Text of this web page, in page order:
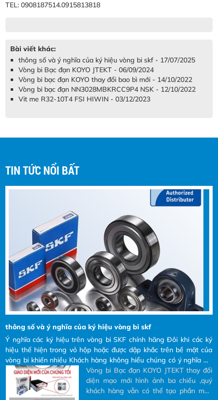
TEL: 0908187514.0915813818
Bài viết khác:
thông số và ý nghĩa của ký hiệu vòng bi skf - 17/07/2025
Vòng bi Bạc đạn KOYO JTEKT - 06/09/2024
Vòng bi bạc đạn KOYO thay đổi bao bì mới - 14/10/2022
Vòng bi bạc đạn NN3028MBKRCC9P4 NSK - 12/10/2022
Vit me R32-10T4 FSI HIWIN - 03/12/2023
TIN TỨC NỔI BẤT
thông số và ý nghĩa của ký hiệu vòng bi skf
Ý nghĩa các ký hiệu trên vòng bi SKF chính hãng Đôi khi các ký
hiệu thể hiện trong vỏ hộp hoặc được dập khắc trên bề mặt của
vòng bi khiến nhiều Khách hàng không hiểu chúng có ý nghĩa gì?
và tại sao phải đọc các ký hiệu đó ra khi Khách hàng có nhu cầu
mua và yêu cầu bên nhà cung cấp báo giá.
368/363D+X3S-368
Vòng bi bạc đạn TIMKEN (USA)
368/363D+X3S-368 được sừ dụng
những máy móc công trình : xe cẩu ,xe
cuốc ,xe đào
Vit me R32-10T4 FSI HIWIN
Độ ồn thấp (thấp hơn series với vòng
hoàn bi ngoài từ 5-7 dB) - Hệ số Dm-N
lên tới 22,000 - Đáp ứng gia tốc cao -
Cấp độ chính xác: * Cấp độ JIS C0~C7:
vít me bi chính xác * Cấp độ JIS
C6~C10: Vít me con lăn chính xác
thông số và ý nghĩa của ký hiệu vòng
bi skf
Ý nghĩa các ký hiệu trên vòng bi SKF
chính hãng Đôi khi các ký hiệu thể hiện
trong vỏ hộp hoặc được dập khắc trên
bề mặt của vòng bi khiến nhiều Khách
hàng không hiểu chúng có ý nghĩa gì?
và tại sao phải đọc các ký hiệu đó ra khi
Khách hàng có nhu cầu mua và yêu cầu
bên nhà cung cấp báo giá.
Vòng bi Bạc đạn KOYO JTEKT
Vòng bi Bạc đạn KOYO JTEKT thay đổi
diện mạo mới hình ảnh ba chiều ,quý
khách hàng vẫn có thể tạo phần mền